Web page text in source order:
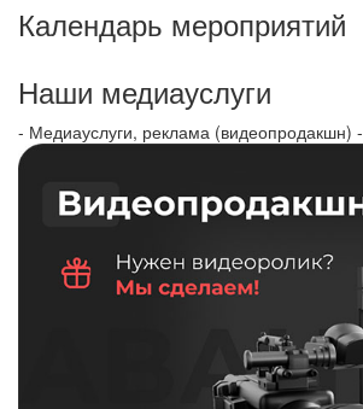
Календарь мероприятий
Наши медиауслуги
- Медиауслуги, реклама (видеопродакшн) -